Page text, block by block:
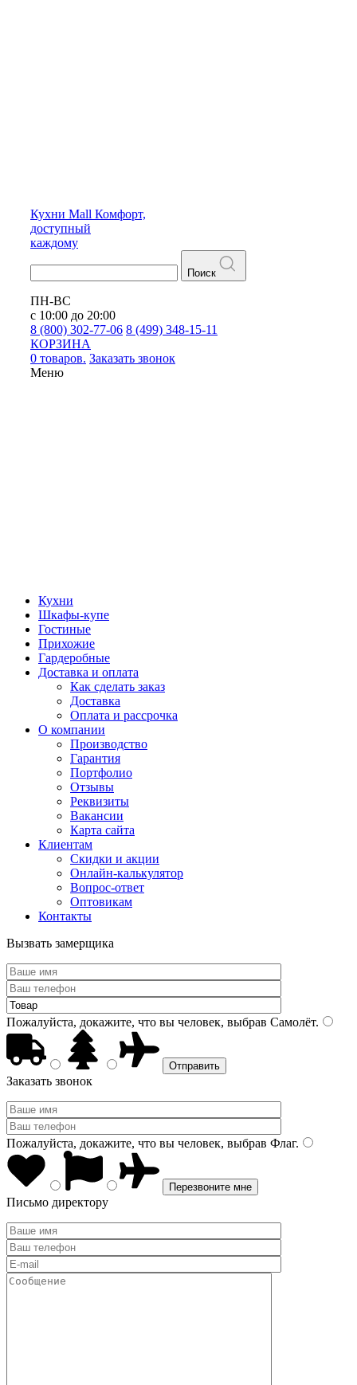
Кухни Mall Комфорт,
доступный
каждому
Поиск
ПН-ВС
с 10:00 до 20:00
8 (800) 302-77-06 8 (499) 348-15-11
КОРЗИНА
0 товаров. Заказать звонок
Меню
Кухни
Шкафы-купе
Гостиные
Прихожие
Гардеробные
Доставка и оплата
Как сделать заказ
Доставка
Оплата и рассрочка
О компании
Производство
Гарантия
Портфолио
Отзывы
Реквизиты
Вакансии
Карта сайта
Клиентам
Скидки и акции
Онлайн-калькулятор
Вопрос-ответ
Оптовикам
Контакты
Вызвать замерщика
Пожалуйста, докажите, что вы человек, выбрав Самолёт.
Заказать звонок
Пожалуйста, докажите, что вы человек, выбрав Флаг.
Письмо директору